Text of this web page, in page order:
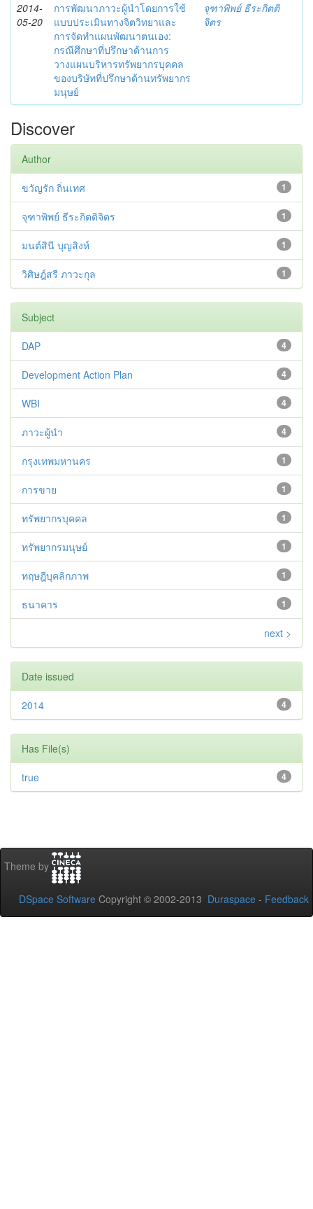
2014-
05-20
การพัฒนาภาวะผู้นำโดยการใช้
แบบประเมินทางจิตวิทยาและ
การจัดทำแผนพัฒนาตนเอง:
กรณีศึกษาที่ปรึกษาด้านการ
วางแผนบริหารทรัพยากรบุคคล
ของบริษัทที่ปรึกษาด้านทรัพยากร
มนุษย์
จุฑาพิพย์ ธีระกิตติ
จิตร
Discover
Author
1
ขวัญรัก ถิ่นเทศ
1
จุฑาพิพย์ ธีระกิตติจิตร
1
มนต์สินี บุญสิงห์
1
วิศิษฎ์สรี ภาวะกุล
Subject
4
DAP
4
Development Action Plan
4
WBI
4
ภาวะผู้นำ
1
กรุงเทพมหานคร
1
การขาย
1
ทรัพยากรบุคคล
1
ทรัพยากรมนุษย์
1
ทฤษฎีบุคลิกภาพ
1
ธนาคาร
next >
Date issued
4
2014
Has File(s)
4
true
Theme by
DSpace Software Copyright © 2002-2013 Duraspace - Feedback